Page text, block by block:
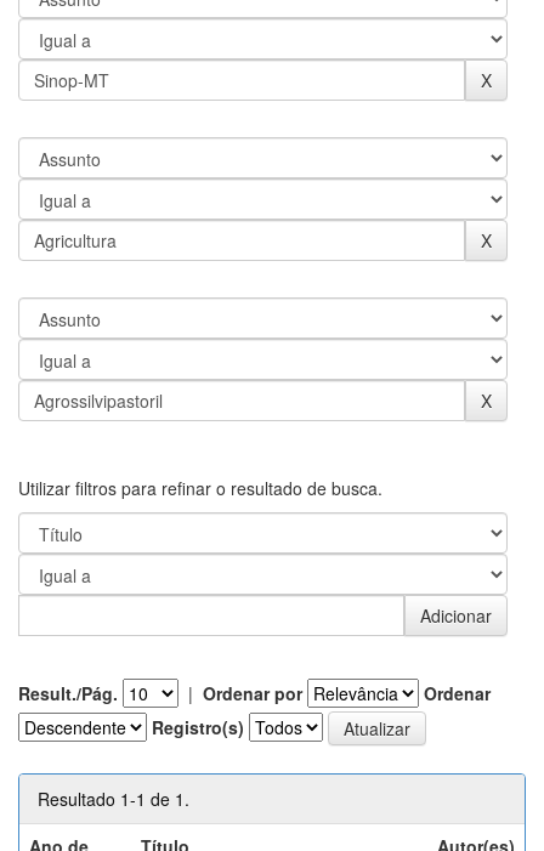
Utilizar filtros para refinar o resultado de busca.
Result./Pág. | Ordenar por
Ordenar
Registro(s)
Resultado 1-1 de 1.
Ano de
Título Autor(es)